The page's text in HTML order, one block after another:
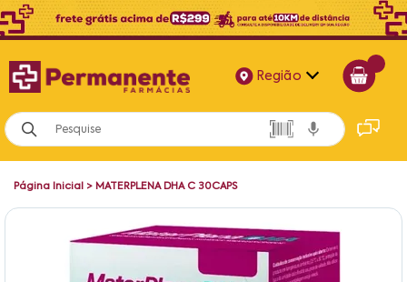
Região
Alagoas
Bahia
Pernambuco
Página Inicial > MATERPLENA DHA C 30CAPS